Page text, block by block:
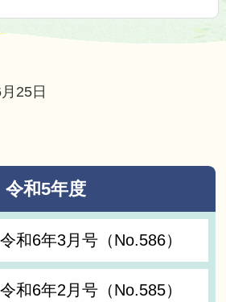
25日
令和5年度
和6年3月号（No.586）
和6年2月号（No.585）